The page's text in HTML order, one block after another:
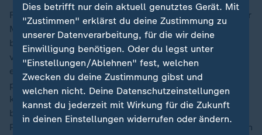
Für einen Widerspruch nach der Sozialklausel muss der
Mieter darlegen, warum die Kündigung für ihn eine
besondere Härte darstellen würde. Eine solche liegt
vor, wenn die Beendigung des Mietverhältnisses mit
erheblichen finanziellen, gesundheitlichen oder
persönlichen Nachteilen verbunden wäre. Mieter
können sich dabei etwa auf das Fehlen einer
bezahlbaren Ersatzwohnung, das Alter verbunden mit
Pflegebedürftigkeit oder psychische Krankheiten durch
Dies betrifft nur dein aktuell genutztes Gerät. Mit
"Zustimmen" erklärst du deine Zustimmung zu
unserer Datenverarbeitung, für die wir deine
Einwilligung benötigen. Oder du legst unter
"Einstellungen/Ablehnen" fest, welchen
Zwecken du deine Zustimmung gibst und
welchen nicht. Deine Datenschutzeinstellungen
kannst du jederzeit mit Wirkung für die Zukunft
in deinen Einstellungen widerrufen oder ändern.